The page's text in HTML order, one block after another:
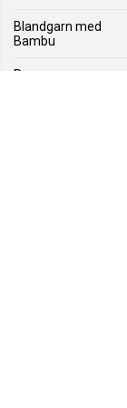
Blandgarn med
Bambu
Rea